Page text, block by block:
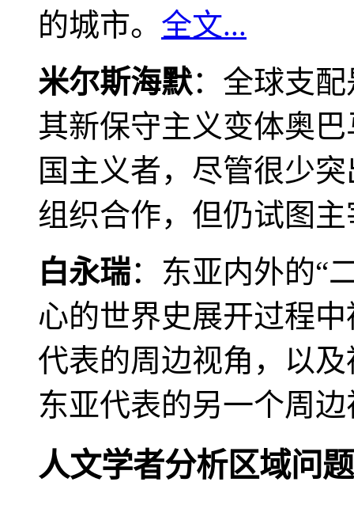
的城市。 全文...
米尔斯海默：全球支
其新保守主义变体奥
国主义者，尽管很少
组织合作，但仍试图
白永瑞：东亚内外的“
心的世界史展开过程
代表的周边视角，以
东亚代表的另一个周
人文学者分析区域问题